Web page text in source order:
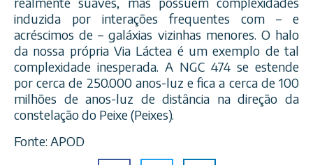
induzida por interações frequentes com – e
acréscimos de – galáxias vizinhas menores. O halo
da nossa própria Via Láctea é um exemplo de tal
complexidade inesperada. A NGC 474 se estende
por cerca de 250.000 anos-luz e fica a cerca de 100
milhões de anos-luz de distância na direção da
constelação do Peixe (Peixes).
Fonte: APOD